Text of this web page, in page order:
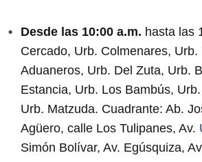
Desde las 10:00 a.m. hasta las
Cercado, Urb. Colmenares,
Aduaneros, Urb. Del Zuta, Urb.
Estancia, Urb. Los Bambús,
Urb. Matzuda. Cuadrante: Ab.
Agüero, calle Los Tulipanes, Av.
Simón Bolívar, Av. Egúsquiza,